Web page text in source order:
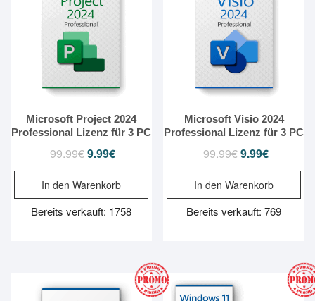
Microsoft Project 2024
Professional Lizenz für 3 PC
99.99€Ursprünglicher
Preis
war:
99.99€
9.99€
Preis
ist:
9.99€.
In den Warenkorb
Bereits verkauft: 1758
Microsoft Visio 2024
Professional Lizenz für 3 PC
99.99€ Ursprünglicher
Preis
war:
99.99€
9.99€Aktueller
Preis
ist:
9.99€.
In den Warenkorb
Bereits verkauft: 769